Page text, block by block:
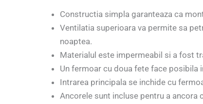
Constructia simpla garanteaza ca
Ventilatia superioara va permite sa
noaptea.
Materialul este impermeabil si a fost
Un fermoar cu doua fete face posibila
Intrarea principala se inchide cu
Ancorele sunt incluse pentru a ancora